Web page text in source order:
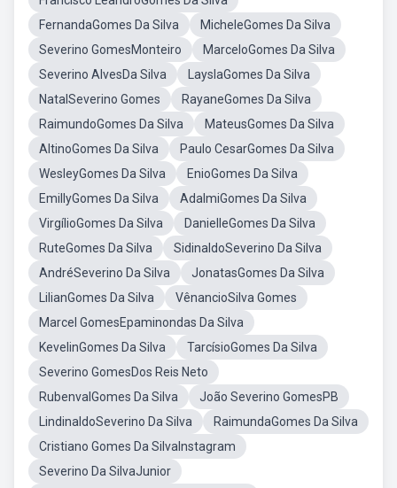
FernandaGomes Da Silva
MicheleGomes Da Silva
Severino GomesMonteiro
MarceloGomes Da Silva
Severino AlvesDa Silva
LayslaGomes Da Silva
NatalSeverino Gomes
RayaneGomes Da Silva
RaimundoGomes Da Silva
MateusGomes Da Silva
AltinoGomes Da Silva
Paulo CesarGomes Da Silva
WesleyGomes Da Silva
EnioGomes Da Silva
EmillyGomes Da Silva
AdalmiGomes Da Silva
VirgílioGomes Da Silva
DanielleGomes Da Silva
RuteGomes Da Silva
SidinaldoSeverino Da Silva
AndréSeverino Da Silva
JonatasGomes Da Silva
LilianGomes Da Silva
VênancioSilva Gomes
Marcel GomesEpaminondas Da Silva
KevelinGomes Da Silva
TarcísioGomes Da Silva
Severino GomesDos Reis Neto
RubenvalGomes Da Silva
João Severino GomesPB
LindinaldoSeverino Da Silva
RaimundaGomes Da Silva
Cristiano Gomes Da SilvaInstagram
Severino Da SilvaJunior